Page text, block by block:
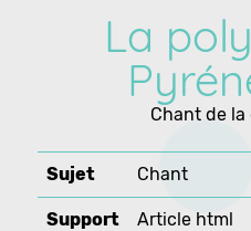
La
Chant de
Sujet Chant
Support Article html